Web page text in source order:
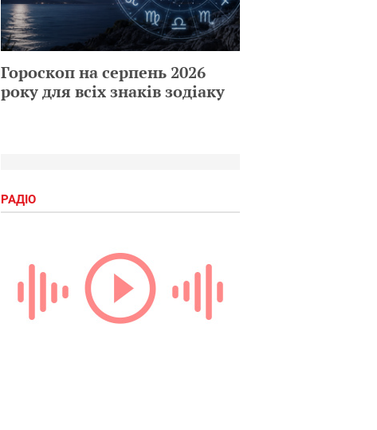
Гороскоп на серпень 2026
року для всіх знаків зодіаку
РАДІО